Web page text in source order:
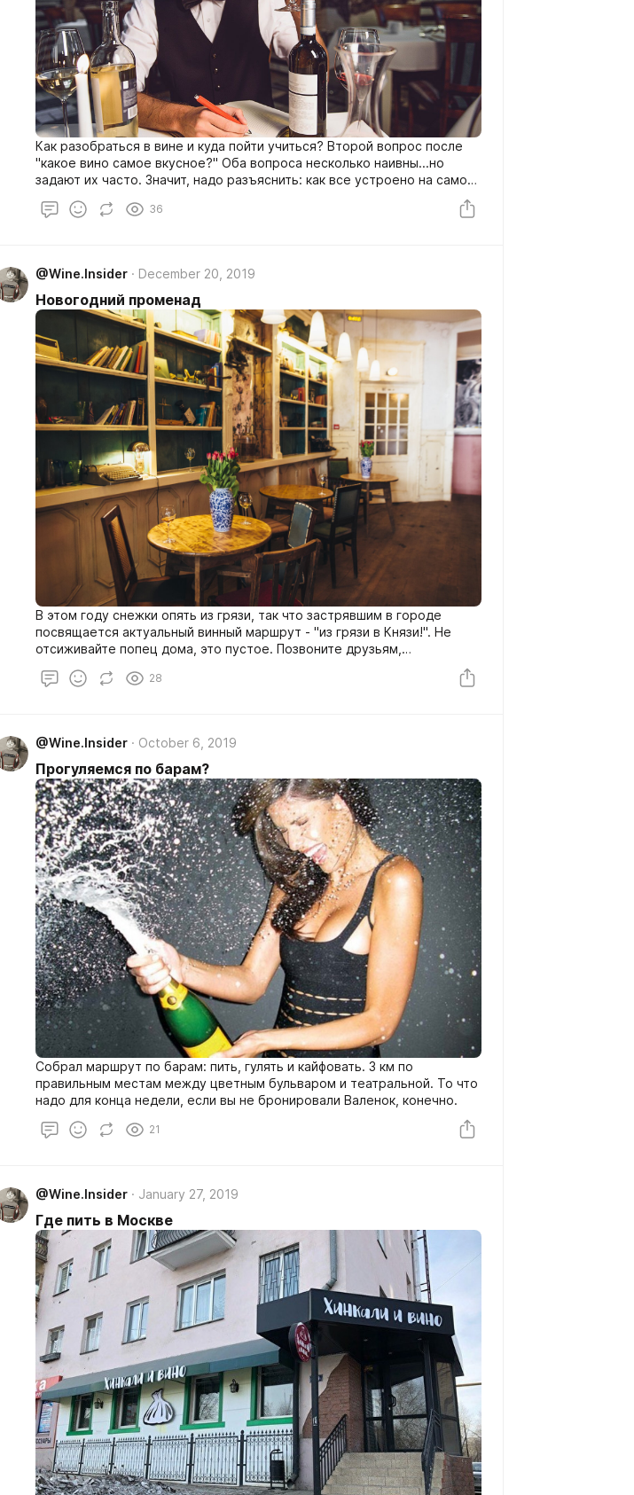
Как разобраться в вине и куда пойти учиться? Второй вопрос после
"какое вино самое вкусное?" Оба вопроса несколько наивны...но
задают их часто. Значит, надо разъяснить: как все устроено на самом
36
@Wine.Insider December 20, 2019
Новогодний променад
В этом году снежки опять из грязи, так что застрявшим в городе
посвящается актуальный винный маршрут - "из грязи в Князи!". Не
отсиживайте попец дома, это пустое. Позвоните друзьям,
28
@Wine.Insider October 6, 2019
Прогуляемся по барам?
Собрал маршрут по барам: пить, гулять и кайфовать. 3 км по
правильным местам между цветным бульваром и театральной. То что
надо для конца недели, если вы не бронировали Валенок, конечно.
21
@Wine.Insider January 27, 2019
Где пить в Москве